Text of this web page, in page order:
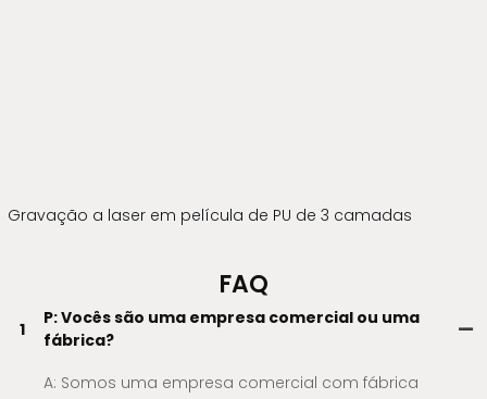
Gravação a laser em película de PU de 3 camadas
FAQ
1
P: Vocês são uma empresa comercial ou uma
fábrica?
A: Somos uma empresa comercial com fábrica